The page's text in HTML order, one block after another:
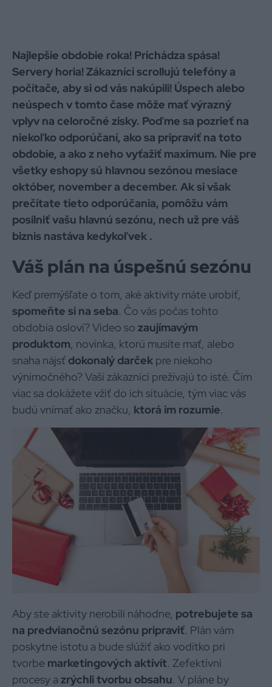
Najlepšie obdobie roka! Prichádza spása!
Servery horia! Zákazníci scrollujú telefóny a
počítače, aby si od vás nakúpili! Úspech alebo
neúspech v tomto čase môže mať výrazný
vplyv na celoročné zisky. Poďme sa pozrieť na
niekoľko odporúčaní, ako sa pripraviť na toto
obdobie, a ako z neho vyťažiť maximum. Nie pre
všetky eshopy sú hlavnou sezónou mesiace
október, november a december. Ak si však
prečítate tieto odporúčania, pomôžu vám
posilniť vašu hlavnú sezónu, nech už pre váš
biznis nastáva kedykoľvek .
Váš plán na úspešnú sezónu
Keď premýšľate o tom, aké aktivity máte urobiť,
spomeňte si na seba. Čo vás počas tohto
obdobia osloví? Video so zaujímavým
produktom, novinka, ktorú musíte mať, alebo
snaha nájsť dokonalý darček pre niekoho
výnimočného? Vaši zákazníci prežívajú to isté. Čím
viac sa dokážete vžiť do ich situácie, tým viac vás
budú vnímať ako značku, ktorá im rozumie.
Aby ste aktivity nerobili náhodne, potrebujete sa
na predvianočnú sezónu pripraviť. Plán vám
poskytne istotu a bude slúžiť ako vodítko pri
tvorbe marketingových aktivít. Zefektívni
procesy a zrýchli tvorbu obsahu. V pláne by